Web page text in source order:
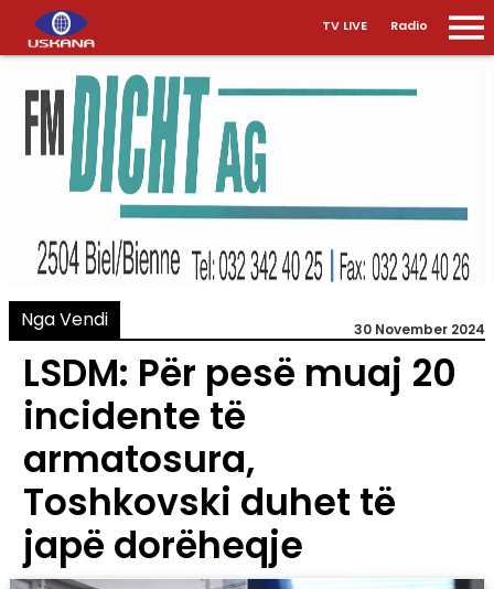
TV LIVE Radio
Nga Vendi 30 November 2024
LSDM: Për pesë muaj 20
incidente të
armatosura,
Toshkovski duhet të
japë dorëheqje